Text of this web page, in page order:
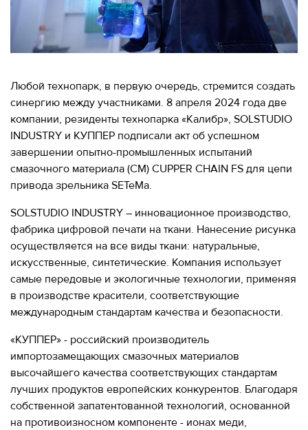
О КАЛИБРЕ
ИНФОРМАЦИЯ ДЛЯ
РЕЗИДЕНТОВ
Москва, СВАО, ул. Годовикова, 9
Станция метро Алексеевская
+7 (495) 280-17-17
+7 (495) 280-45-55
Режим работы 9:00 - 18:00 Пн-Чт.
9:00 - 17:00 Пт.
ИНФОРМАЦИЯ
ДЛЯ
РЕЗИДЕНТОВ
ЛИЧНЫЙ
КАБИНЕТ
+7
(495)
280-
17-
17
+7
(495)
280-
45-
55
СВАО,
ул.
Годовикова,
9
Станция
метро
Алексеевская
Любой технопарк, в первую очередь, стремится создать
синергию между участниками. 8 апреля 2024 года две
компании, резиденты технопарка «Калибр», SOLSTUDIO
INDUSTRY и КУППЕР подписали акт об успешном
завершении опытно-промышленных испытаний
смазочного материала (СМ) CUPPER CHAIN FS для цепи
привода зрельника SETeMa.
SOLSTUDIO INDUSTRY – инновационное производство,
фабрика цифровой печати на ткани. Нанесение рисунка
осуществляется на все виды ткани: натуральные,
искусственные, синтетические. Компания использует
самые передовые и экологичные технологии, применяя
в производстве красители, соответствующие
международным стандартам качества и безопасности.
«КУППЕР» - российский производитель
импортозамещающих смазочных материалов
высочайшего качества соответствующих стандартам
лучших продуктов европейских конкурентов. Благодаря
собственной запатентованной технологий, основанной
на противоизносном компоненте - ионах меди,